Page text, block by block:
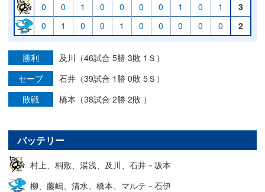
0
0 1 0 0 0 0 1 0 1
3
0
1 0 0 1 0 0 0 0 0 2
勝利
及川（46試合 5勝 3敗 1Ｓ）
セーブ
石井（39試合 1勝 0敗 5Ｓ）
敗戦
橋本（38試合 2勝 2敗 ）
バッテリー
村上、桐敷、湯浅、及川、石井－坂本
柳、藤嶋、清水、橋本、マルテ－石伊